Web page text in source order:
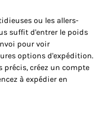
ou les allers-
suffit d'entrer le poids
pour voir
options d'expédition.
précis, créez un compte
à expédier en